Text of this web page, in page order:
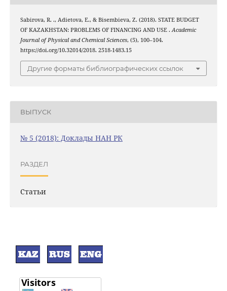
Sabirova, R. ., Adietova, E., & Bisembieva, Z. (2018). STATE BUDGET
OF KAZAKHSTAN: PROBLEMS OF FINANCING AND USE .Academic
Journal of Physical and Chemical Sciences, (5), 100–104.
https://doi.org/10.32014/2018. 2518-1483.15
Другие форматы библиографических ссылок
ВЫПУСК
№ 5 (2018): Доклады НАН РК
РАЗДЕЛ
Статьи